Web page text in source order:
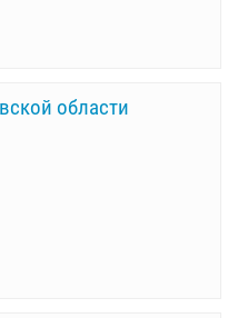
области